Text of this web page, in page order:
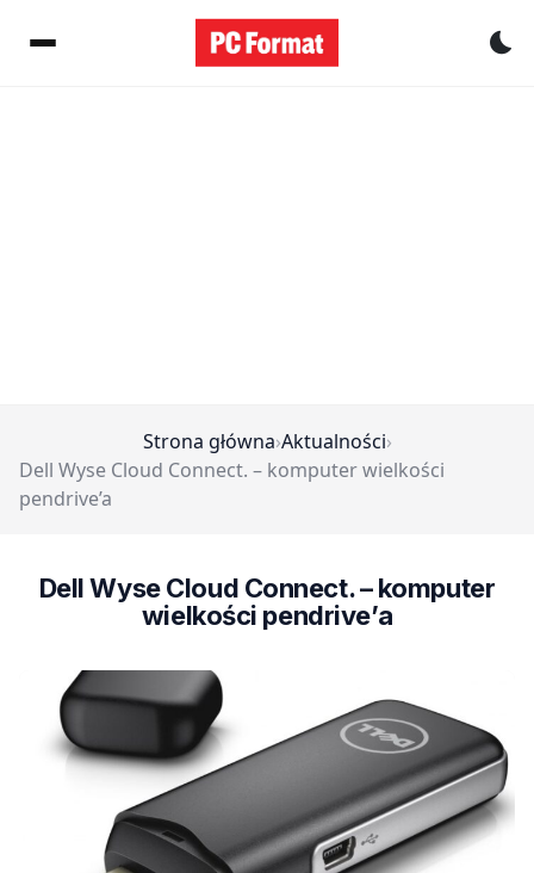
Strona główna›Aktualności›
Dell Wyse Cloud Connect. – komputer wielkości
pendrive’a
Dell Wyse Cloud Connect. – komputer
wielkości pendrive’a